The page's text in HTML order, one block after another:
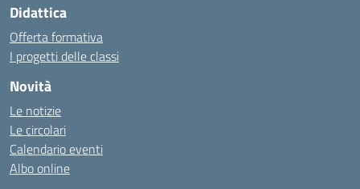
Didattica
Offerta formativa
I progetti delle classi
Novità
Le notizie
Le circolari
Calendario eventi
Albo online